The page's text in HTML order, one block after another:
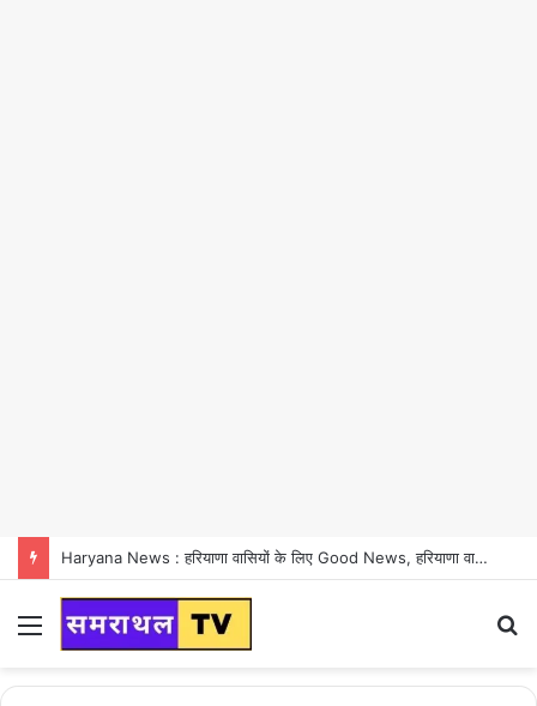
24 March Ka Haryana Ka Mausam : हरियाणा वासियों के लिए Good News, हरियाणा में एक बार फिर पलटी मारने वाला है मौसम
Menu